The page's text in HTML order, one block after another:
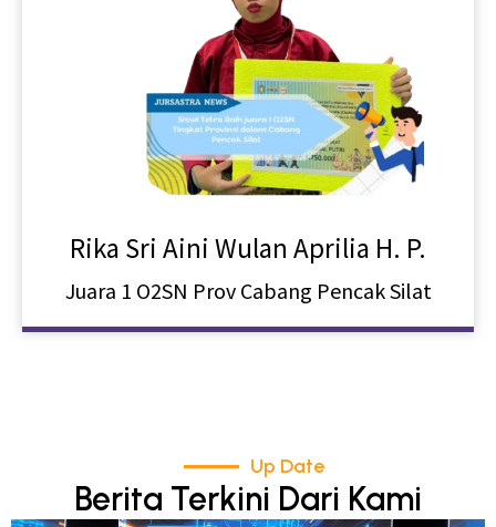
Rika Sri Aini Wulan Aprilia H. P.
Juara 1 O2SN Prov Cabang Pencak Silat
Up Date
Berita Terkini Dari Kami